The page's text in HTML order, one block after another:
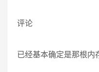
评论
已经基本确定是那根内